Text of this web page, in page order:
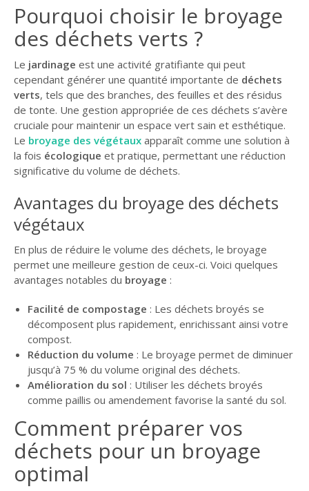
Pourquoi choisir le broyage
des déchets verts ?
Le jardinage est une activité gratifiante qui peut
cependant générer une quantité importante de déchets
verts, tels que des branches, des feuilles et des résidus
de tonte. Une gestion appropriée de ces déchets s’avère
cruciale pour maintenir un espace vert sain et esthétique.
Le broyage des végétauxapparaît comme une solution à
la fois écologique et pratique, permettant une réduction
significative du volume de déchets.
Avantages du broyage des déchets
végétaux
En plus de réduire le volume des déchets, le broyage
permet une meilleure gestion de ceux-ci. Voici quelques
avantages notables du broyage :
Facilité de compostage : Les déchets broyés se
décomposent plus rapidement, enrichissant ainsi votre
compost.
Réduction du volume : Le broyage permet de diminuer
jusqu’à 75 % du volume original des déchets.
Amélioration du sol : Utiliser les déchets broyés
comme paillis ou amendement favorise la santé du sol.
Comment préparer vos
déchets pour un broyage
optimal